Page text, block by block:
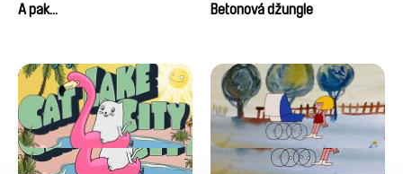
Raphael Stalder
A pak...
Betonová džungle